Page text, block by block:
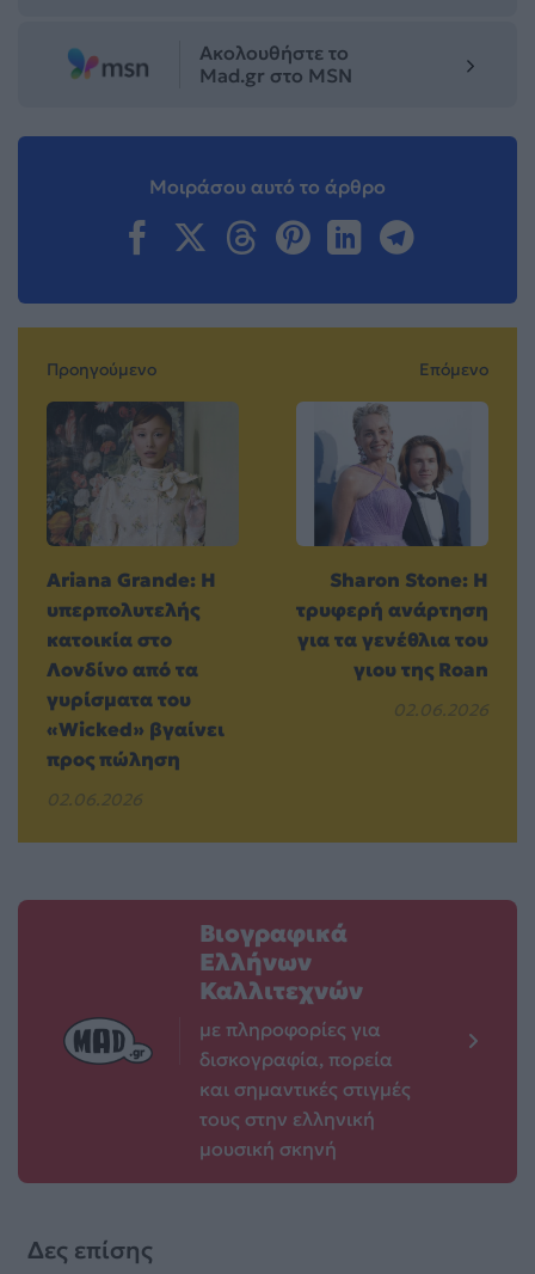
Ακολουθήστε το
Mad.gr στο MSN
Μοιράσου αυτό το άρθρο
Προηγούμενο
Ariana Grande: Η
υπερπολυτελής
κατοικία στο
Λονδίνο από τα
γυρίσματα του
«Wicked» βγαίνει
προς πώληση
02.06.2026
Επόμενο
Sharon Stone: Η
τρυφερή ανάρτηση
για τα γενέθλια του
γιου της Roan
02.06.2026
Βιογραφικά
Ελλήνων
Καλλιτεχνών
με πληροφορίες για
δισκογραφία, πορεία
και σημαντικές στιγμές
τους στην ελληνική
μουσική σκηνή
Δες επίσης